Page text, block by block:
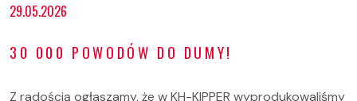
29.05.2026
30 000 POWODÓW DO DUMY!
Z radością ogłaszamy, że w KH-KIPPER wyprodukowaliśmy